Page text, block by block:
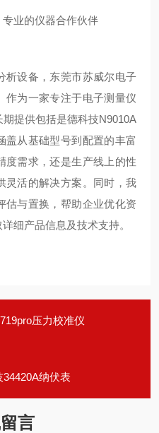
业的仪器合作伙伴
析设备，东莞市苏威尔电子
作为一家专注于电子测量仪
提供包括是德科技N9010A
盖从基础型号到配置的丰富
度需求，还是生产线上的性
灵活的解决方案。同时，我
估与置换，帮助企业优化资
细产品信息及技术支持。
压力校准仪
34420A纳伏表
言